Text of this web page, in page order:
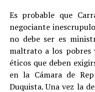
Es probable que
negociante
no debe ser es
maltrato a los pobres
éticos que deben
en la Cámara de
Duquista. Una vez la